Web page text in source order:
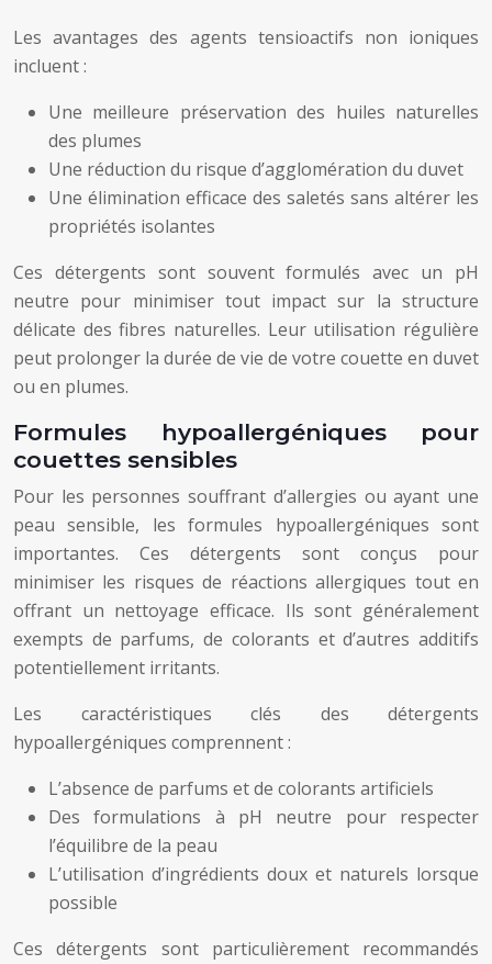
Les avantages des agents tensioactifs non ioniques
incluent :
Une meilleure préservation des huiles naturelles
des plumes
Une réduction du risque d’agglomération du duvet
Une élimination efficace des saletés sans altérer les
propriétés isolantes
Ces détergents sont souvent formulés avec un pH
neutre pour minimiser tout impact sur la structure
délicate des fibres naturelles. Leur utilisation régulière
peut prolonger la durée de vie de votre couette en duvet
ou en plumes.
Formules hypoallergéniques pour
couettes sensibles
Pour les personnes souffrant d’allergies ou ayant une
peau sensible, les formules hypoallergéniques sont
importantes. Ces détergents sont conçus pour
minimiser les risques de réactions allergiques tout en
offrant un nettoyage efficace. Ils sont généralement
exempts de parfums, de colorants et d’autres additifs
potentiellement irritants.
Les caractéristiques clés des détergents
hypoallergéniques comprennent :
L’absence de parfums et de colorants artificiels
Des formulations à pH neutre pour respecter
l’équilibre de la peau
L’utilisation d’ingrédients doux et naturels lorsque
possible
Ces détergents sont particulièrement recommandés